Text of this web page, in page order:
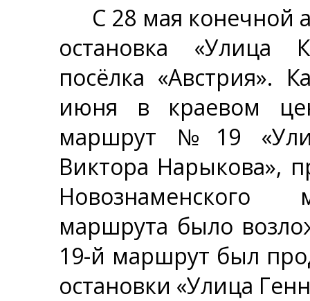
С 28 мая конечной
остановка «Улица
посёлка «Австрия».
июня в краевом
маршрут №19
Виктора Нарыкова»,
Новознаменского
маршрута было
19-й маршрут был
остановки «Улица